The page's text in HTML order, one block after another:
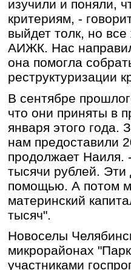
изучили и поняли,
критериям, -
выйдет толк, но
АИЖК. Нас
она помогла
реструктуризации
В сентябре
что они приняты в
января этого года.
нам предоставили
продолжает Наиля.
тысячи рублей. Эти
помощью. А потом
материнский
тысяч".
Новоселы
микрорайонах
участниками